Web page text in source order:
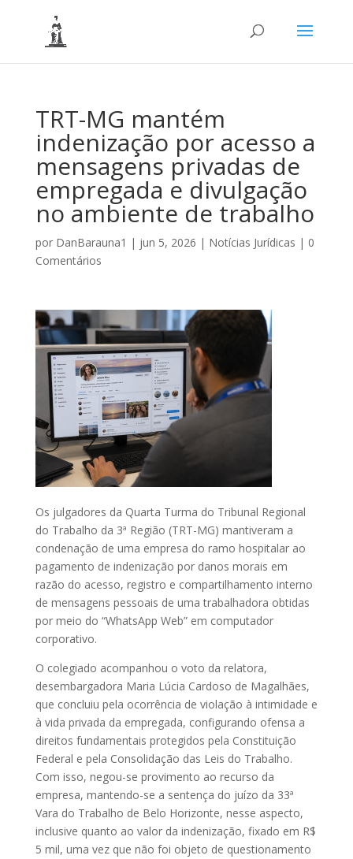
TRT-MG mantém
indenização por acesso a
mensagens privadas de
empregada e divulgação
no ambiente de trabalho
por DanBarauna1 | jun 5, 2026 | Notícias Jurídicas | 0
Comentários
Os julgadores da Quarta Turma do Tribunal Regional
do Trabalho da 3ª Região (TRT-MG) mantiveram a
condenação de uma empresa do ramo hospitalar ao
pagamento de indenização por danos morais em
razão do acesso, registro e compartilhamento interno
de mensagens pessoais de uma trabalhadora obtidas
por meio do “WhatsApp Web” em computador
corporativo.
O colegiado acompanhou o voto da relatora,
desembargadora Maria Lúcia Cardoso de Magalhães,
que concluiu pela ocorrência de violação à intimidade e
à vida privada da empregada, configurando ofensa a
direitos fundamentais protegidos pela Constituição
Federal e pela Consolidação das Leis do Trabalho.
Com isso, negou-se provimento ao recurso da
empresa, mantendo-se a sentença do juízo da 33ª
Vara do Trabalho de Belo Horizonte, nesse aspecto,
inclusive quanto ao valor da indenização, fixado em R$
5 mil, uma vez que não foi objeto de questionamento